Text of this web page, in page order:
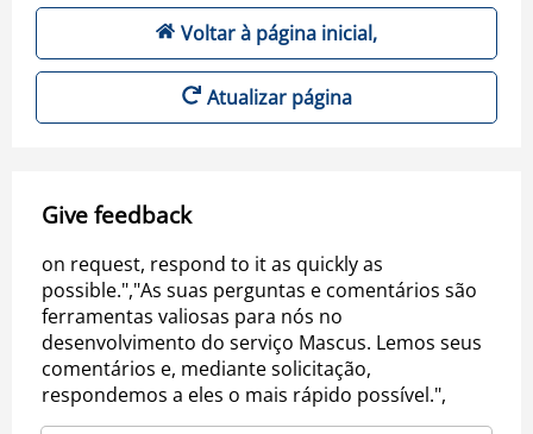
Voltar à página inicial,
Atualizar página
Give feedback
on request, respond to it as quickly as
possible.","As suas perguntas e comentários são
ferramentas valiosas para nós no
desenvolvimento do serviço Mascus. Lemos seus
comentários e, mediante solicitação,
respondemos a eles o mais rápido possível.",